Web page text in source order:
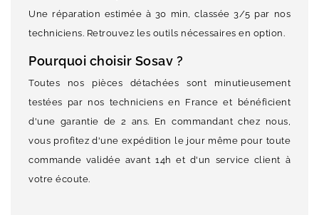
Une réparation estimée à 30 min, classée 3/5 par nos
techniciens. Retrouvez les outils nécessaires en option.
Pourquoi choisir Sosav ?
Toutes nos pièces détachées sont minutieusement
testées par nos techniciens en France et bénéficient
d'une garantie de 2 ans. En commandant chez nous,
vous profitez d'une expédition le jour même pour toute
commande validée avant 14h et d'un service client à
votre écoute.